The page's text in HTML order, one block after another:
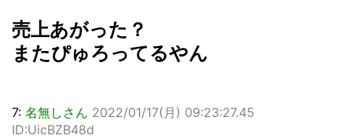
売上あがった？
またぴゅろってるやん
7: 名無しさん 2022/01/17(月) 09:23:27.45
ID:UicBZB48d